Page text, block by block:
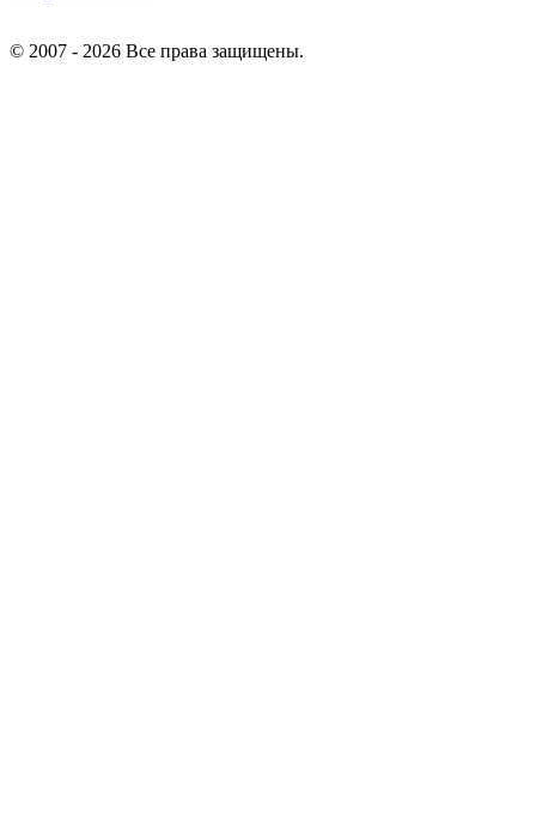
© 2007 - 2026 Все права защищены.